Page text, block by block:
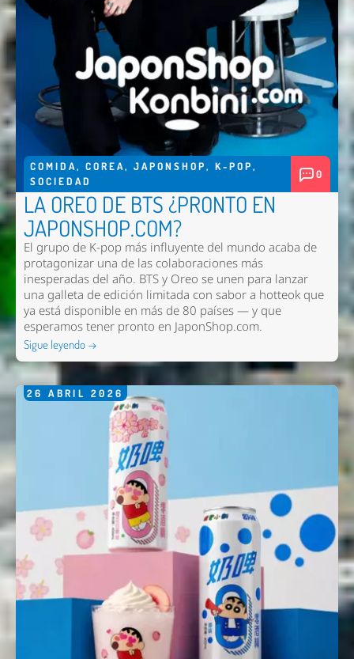
COMIDA, COREA, JAPONSHOP, K-POP,
SOCIEDAD
0
LA OREO DE BTS ¿PRONTO EN
JAPONSHOP.COM?
El grupo de K-pop más influyente del mundo acaba de
protagonizar una de las colaboraciones más
inesperadas del año. BTS y Oreo se unen para lanzar
una galleta de edición limitada con sabor a hotteok que
ya está disponible en más de 80 países — y que
esperamos tener pronto en JaponShop.com.
Sigue leyendo →
26 ABRIL 2026